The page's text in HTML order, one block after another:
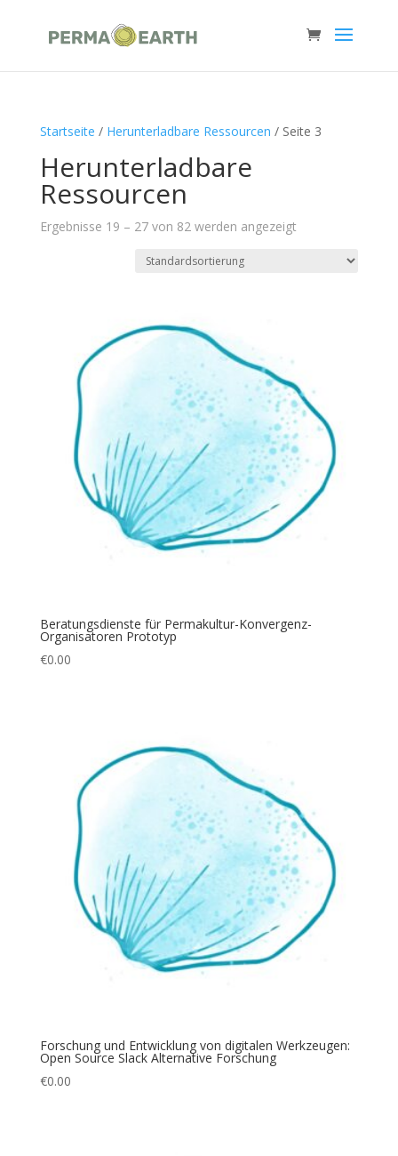
Startseite / Herunterladbare Ressourcen / Seite 3
Herunterladbare
Ressourcen
Ergebnisse 19 – 27 von 82 werden angezeigt
Beratungsdienste für Permakultur-Konvergenz-
Organisatoren Prototyp
€0.00
Forschung und Entwicklung von digitalen Werkzeugen:
Open Source Slack Alternative Forschung
€0.00